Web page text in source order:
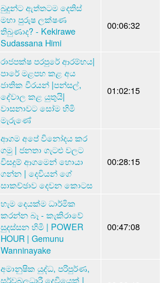
බුදුන්ට ඇත්තටම දෙතිස්
මහා පුරුෂ ලක්ෂණ
තිබුණාද? - Kekirawe
Sudassana Himi
00:06:32
රාජපක්ෂ පරපුරේ ආරම්භය|
පාරේ මළපහ කළ අය
ජාතික වීරයන් |පන්සල්,
දේවාල කළ යුතුයි|
වාසනාවට සෝම හිමි
මැරුණේ
01:02:15
ආගම අපේ විනෝදය කර
ගමු | ජනතා ගැටළු වලට
විසදුම් ආගමෙන් හොයා
ගන්න | දෙවියන් ගේ
සාකච්ඡාව දෙවන කොටස
00:28:15
හැම දෙයක්ම ධාර්මික
කරන්න බෑ - කැකිරාවේ
සුදස්සන හිමි | POWER
HOUR | Gemunu
Wanninayake
00:47:08
අමානුෂික යුද්ධ, පරිපුර්ණ,
සර්වබලධාරී දෙවියෙක් |